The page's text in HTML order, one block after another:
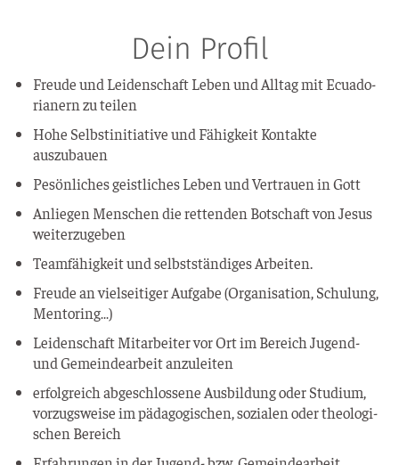
Dein Profil
Freu­de und Lei­den­schaft Leben und All­tag mit Ecua­do­
ria­nern zu teilen
Hohe Selbst­in­itia­ti­ve und Fähig­keit Kon­tak­te
auszubauen
Pesön­li­ches geist­li­ches Leben und Ver­trau­en in Gott
Anlie­gen Men­schen die ret­ten­den Bot­schaft von Jesus
weiterzugeben
Team­fä­hig­keit und selbst­stän­di­ges Arbeiten.
Freu­de an viel­sei­ti­ger Auf­ga­be (Orga­ni­sa­ti­on, Schu­lung,
Mentoring…)
Lei­den­schaft Mit­ar­bei­ter vor Ort im Bereich Jugend-
und Gemein­de­ar­beit anzuleiten
erfolg­reich abge­schlos­se­ne Aus­bil­dung oder Stu­di­um,
vor­zugs­wei­se im päd­ago­gi­schen, sozia­len oder theo­lo­gi­
schen Bereich